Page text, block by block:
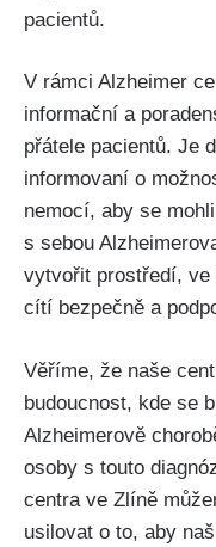
pacientů.
V rámci Alzheimer
informační a
přátele pacientů. Je
informovaní o
nemocí, aby se
s sebou
vytvořit prostředí, ve
cítí bezpečně a
Věříme, že naše
budoucnost, kde se
Alzheimerově
osoby s touto
centra ve Zlíně
usilovat o to, aby